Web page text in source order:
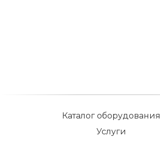
Каталог оборудования
Услуги